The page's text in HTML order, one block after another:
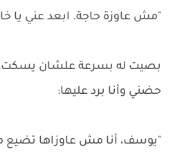
"مش عاوزة حاجة. ابعد عني يا
بصيت له بسرعة علشان يسكت،
حضني وأنا برد عليها:
"يوسف، أنا مش عاوزاها تضيع